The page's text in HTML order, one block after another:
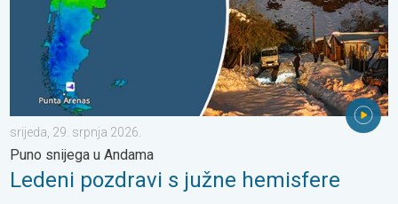
srijeda, 29. srpnja 2026.
Puno snijega u Andama
Ledeni pozdravi s južne hemisfere